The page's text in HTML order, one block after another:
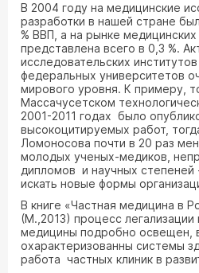
В 2004 году на медицинские
разработки в нашей стране
% ВВП, а на рынке медицинских
представлена всего в 0,3 %.
исследовательских
федеральных университетов
мирового уровня. К примеру,
Массачусетском
2001-2011 годах было
высокоцитируемых работ,
Ломоносова почти в 20 раз
молодых ученых-медиков,
дипломов и научных степеней
искать новые формы
В книге «Частная медицина в
(М.,2013) процесс легализации
медицины подробно освещен,
охарактеризованны системы
работа частных клиник в